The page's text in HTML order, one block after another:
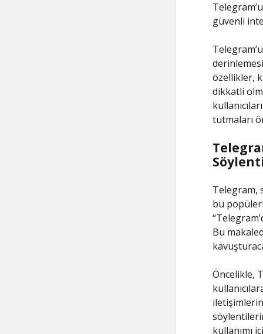
güvenli
özellikler,
dikkatli
tutmaları
Telegram,
bu
Bu
Öncelikle,
kullanımı